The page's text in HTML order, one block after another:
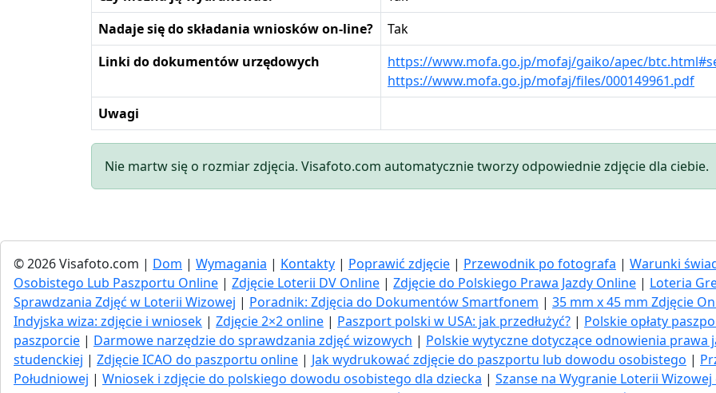
Nadaje się do składania wniosków on-line?
Tak
Linki do dokumentów urzędowych
https://www.mofa.go.jp/mofaj/gaiko/apec/
https://www.mofa.go.jp/mofaj/files/000149961.pdf
Uwagi
Nie martw się o rozmiar zdjęcia. Visafoto.com automatycznie tworzy odpowiednie zdjęcie dla ciebie.
© 2026 Visafoto.com | Dom | Wymagania | Kontakty | Poprawić zdjęcie | Przewodnik po fotografa | Warunki
Osobistego Lub Paszportu Online | Zdjęcie Loterii DV Online | Zdjęcie do Polskiego Prawa Jazdy Online | Loteria
Sprawdzania Zdjęć w Loterii Wizowej | Poradnik: Zdjęcia do Dokumentów Smartfonem | 35 mm x 45 mm Zdjęcie
Indyjska wiza: zdjęcie i wniosek | Zdjęcie 2×2 online | Paszport polski w USA: jak przedłużyć​? | Polskie opłaty
paszporcie | Darmowe narzędzie do sprawdzania zdjęć wizowych | Polskie wytyczne dotyczące odnowienia prawa
studenckiej | Zdjęcie ICAO do paszportu online | Jak wydrukować zdjęcie do paszportu lub dowodu osobistego |
Południowej | Wniosek i zdjęcie do polskiego dowodu osobistego dla dziecka | Szanse na Wygranie Loterii